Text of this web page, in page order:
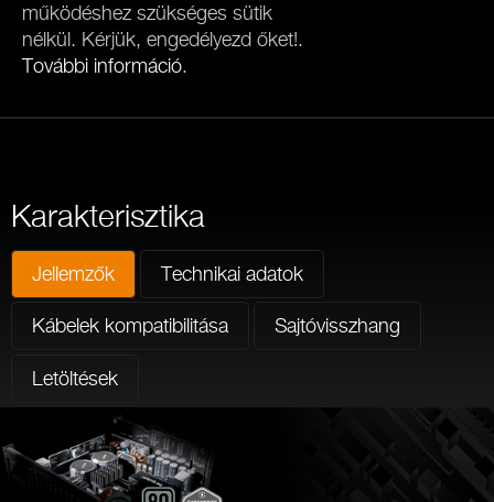
működéshez szükséges sütik
nélkül. Kérjük, engedélyezd őket!.
További információ.
Karakterisztika
Jellemzők Technikai adatok
Kábelek kompatibilitása Sajtóvisszhang
Letöltések